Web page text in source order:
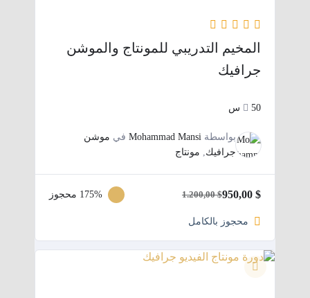
المخيم التدريبي للمونتاج والموشن
جرافيك
50س
بواسطة Mohammad Mansi في موشن
جرافيك, مونتاج
$
1.200,00
السعر
الأصلي
$ 1.200,00.
$
السعر
الحالي
$ 950,00.
175% محجوز
محجوز بالكامل